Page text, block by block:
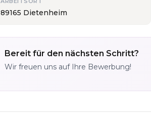
89165 Dietenheim
Bereit für den nächsten Schritt?
Wir freuen uns auf Ihre Bewerbung!